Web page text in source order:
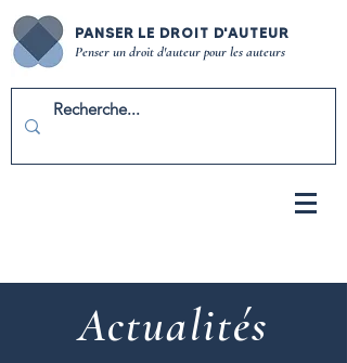
PANSER LE DROIT D'AUTEUR
Penser un droit d'auteur pour les auteurs
Actualités